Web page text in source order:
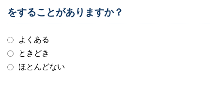
をすることがありますか？
よくある
ときどき
ほとんどない